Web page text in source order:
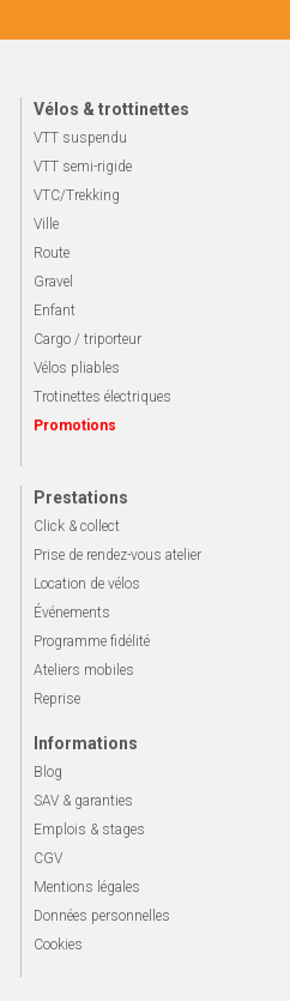
Vélos & trottinettes
VTT suspendu
VTT semi-rigide
VTC/Trekking
Ville
Route
Gravel
Enfant
Cargo / triporteur
Vélos pliables
Trotinettes électriques
Promotions
Prestations
Click & collect
Prise de rendez-vous atelier
Location de vélos
Événements
Programme fidélité
Ateliers mobiles
Reprise
Informations
Blog
SAV & garanties
Emplois & stages
CGV
Mentions légales
Données personnelles
Cookies